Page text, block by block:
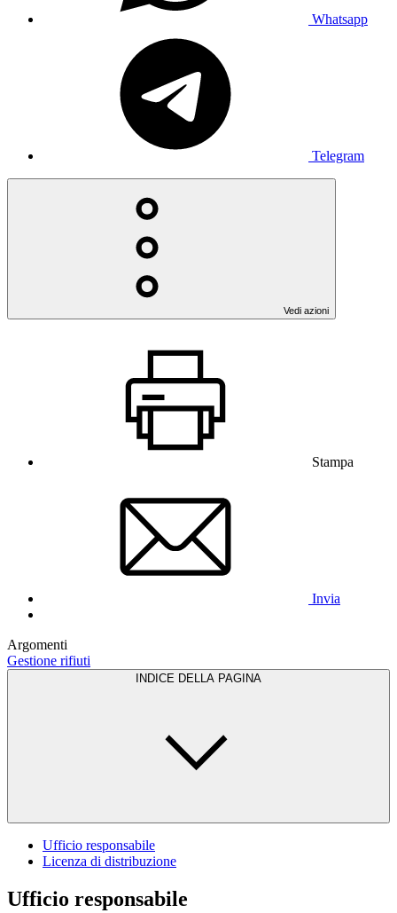
Whatsapp
Telegram
Vedi azioni
Stampa
Invia
Argomenti
Gestione rifiuti
INDICE DELLA PAGINA
Ufficio responsabile
Licenza di distribuzione
Ufficio responsabile